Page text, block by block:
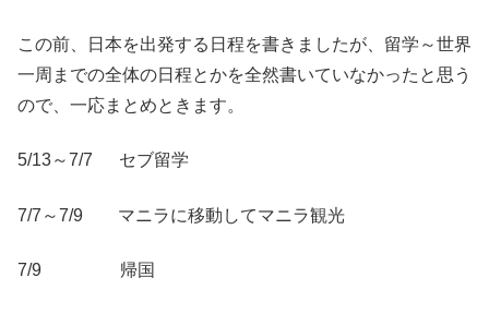
この前、日本を出発する日程を書きましたが、留学～世界
一周までの全体の日程とかを全然書いていなかったと思う
ので、一応まとめときます。
5/13～7/7 セブ留学
7/7～7/9 マニラに移動してマニラ観光
7/9 帰国